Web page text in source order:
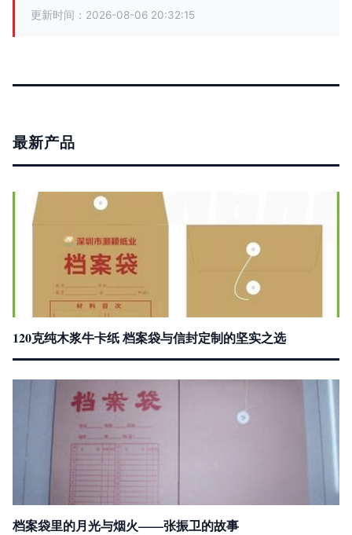
更新时间：2026-08-06 20:32:15
最新产品
120克纯木浆牛卡纸 档案袋与信封定制的坚实之选
档案袋里的月光与烟火——张振卫的故事